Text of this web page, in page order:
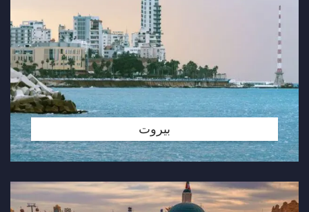
بيروت